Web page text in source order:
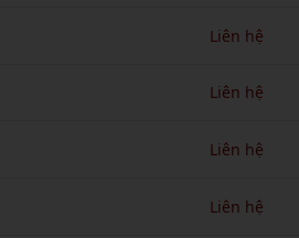
Liên hệ
Liên hệ
Liên hệ
Liên hệ